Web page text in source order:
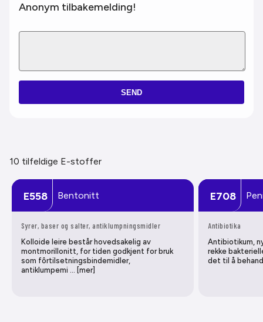
Anonym tilbakemelding!
SEND
10 tilfeldige E-stoffer
E558 Bentonitt
Syrer, baser og salter, antiklumpningsmidler
Kolloide leire består hovedsakelig av
montmorillonitt, for tiden godkjent for bruk
som fôrtilsetningsbindemidler,
antiklumpemi … [mer]
E708
Antibiotika
Antibiotikum,
rekke
det til å